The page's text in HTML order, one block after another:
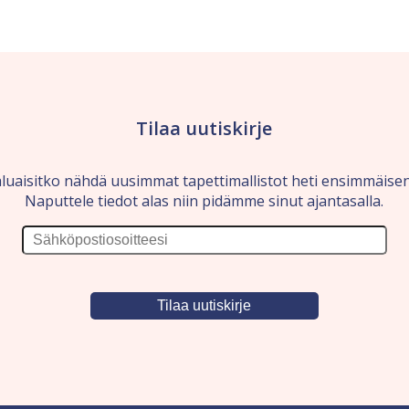
Tilaa uutiskirje
nähdä uusimmat tapettimallistot heti
Naputtele tiedot alas niin pidämme sinut ajantasalla.